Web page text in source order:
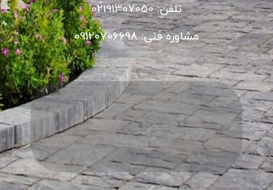
تلفن: 02191307050
مشاوره فنی: 09120706698